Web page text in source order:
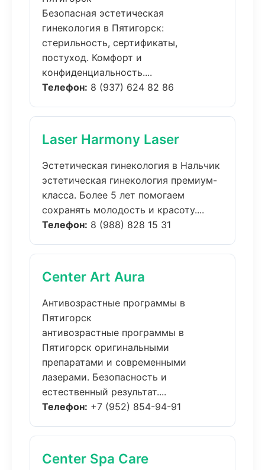
Безопасная эстетическая
гинекология в Пятигорск:
стерильность, сертификаты,
постуход. Комфорт и
конфиденциальность....
Телефон: 8 (937) 624 82 86
Laser Harmony Laser
Эстетическая гинекология в Нальчик
эстетическая гинекология премиум-
класса. Более 5 лет помогаем
сохранять молодость и красоту....
Телефон: 8 (988) 828 15 31
Center Art Aura
Антивозрастные программы в
Пятигорск
антивозрастные программы в
Пятигорск оригинальными
препаратами и современными
лазерами. Безопасность и
естественный результат....
Телефон: +7 (952) 854-94-91
Center Spa Care